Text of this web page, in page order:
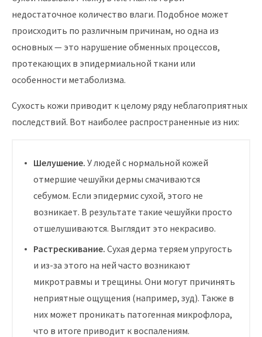
недостаточное количество влаги. Подобное может
происходить по различным причинам, но одна из
основных — это нарушение обменных процессов,
протекающих в эпидермиальной ткани или
особенности метаболизма.
Сухость кожи приводит к целому ряду неблагоприятных
последствий. Вот наиболее распространенные из них:
Шелушение. У людей с нормальной кожей
отмершие чешуйки дермы смачиваются
себумом. Если эпидермис сухой, этого не
возникает. В результате такие чешуйки просто
отшелушиваются. Выглядит это некрасиво.
Растрескивание. Сухая дерма теряем упругость
и из-за этого на ней часто возникают
микротравмы и трещины. Они могут причинять
неприятные ощущения (например, зуд). Также в
них может проникать патогенная микрофлора,
что в итоге приводит к воспалениям.